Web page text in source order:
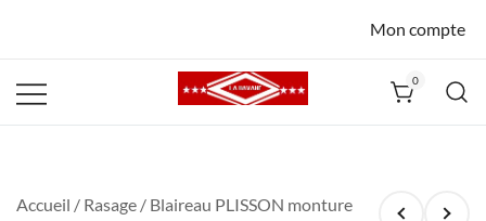
Mon compte
0
Accueil / Rasage / Blaireau PLISSON monture